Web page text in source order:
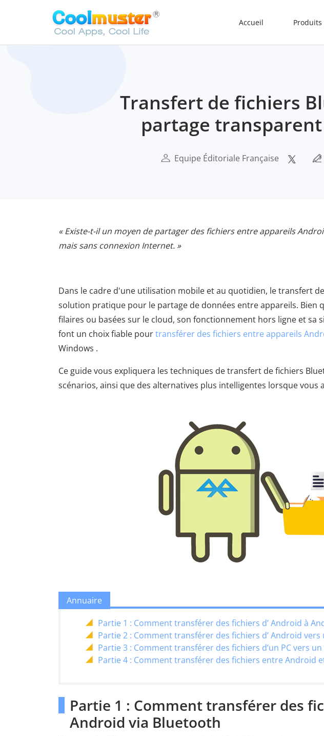
Accueil Produits
Transfert de fichiers
partage
Equipe Éditoriale Française
« Existe-t-il un moyen de partager des fichiers entre appareils
mais sans connexion Internet. »
Dans le cadre d'une utilisation mobile et au quotidien, le transfert
solution pratique pour le partage de données entre appareils. Bien
filaires ou basées sur le cloud, son fonctionnement hors ligne et sa
font un choix fiable pourtransférer des fichiers entre appareils
Windows .
Ce guide vous expliquera les techniques de transfert de fichiers
scénarios, ainsi que des alternatives plus intelligentes lorsque vous
Annuaire
Partie 1 : Comment transférer des fichiers d’ Android à
Partie 2 : Comment transférer des fichiers d’ Android vers
Partie 3 : Comment transférer des fichiers d’un PC vers
Partie 4 : Comment transférer des fichiers entre Android
Partie 1 : Comment transférer des
Android via Bluetooth